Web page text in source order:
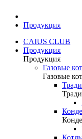
Продукция
CAIUS CLUB
Продукция
Продукция
Газовые
Газовые